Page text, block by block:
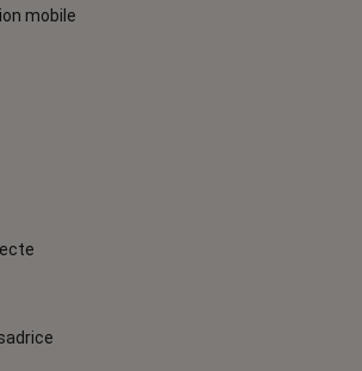
mobile